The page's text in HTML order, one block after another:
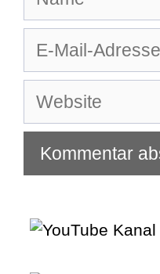
E-
Adresse
Website